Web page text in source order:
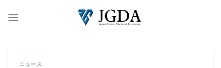
ニュース